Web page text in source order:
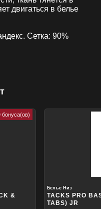
двигаться в белье
Сетка: 90%
бонуса(ов)
&
Белье Низ
TACKS PRO
TABS) JR